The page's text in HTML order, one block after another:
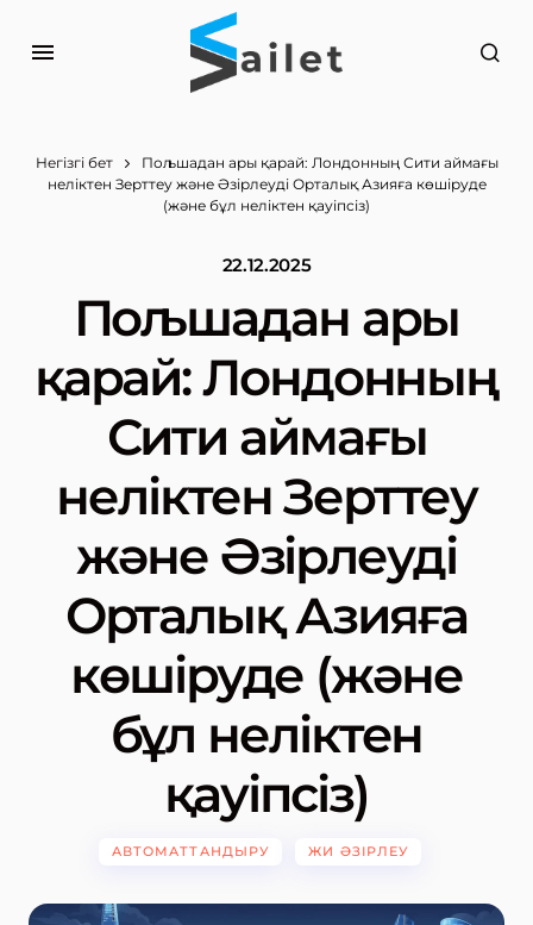
Негізгі бет
Пољшадан ары қарай: Лондонның Сити аймағы
неліктен Зерттеу және Әзірлеуді Орталық Азияға көшіруде
(және бұл неліктен қауіпсіз)
22.12.2025
Пољшадан ары
қарай: Лондонның
Сити аймағы
неліктен Зерттеу
және Әзірлеуді
Орталық Азияға
көшіруде (және
бұл неліктен
қауіпсіз)
АВТОМАТТАНДЫРУ ЖИ ӘЗІРЛЕУ